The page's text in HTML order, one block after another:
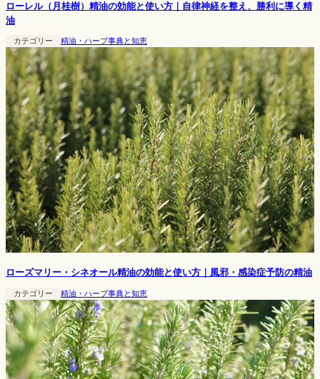
ローレル（月桂樹）精油の効能と使い方｜自律神経を整え、勝利に導く精
油
カテゴリー 精油・ハーブ事典と知恵
ローズマリー・シネオール精油の効能と使い方｜風邪・感染症予防の精油
カテゴリー 精油・ハーブ事典と知恵